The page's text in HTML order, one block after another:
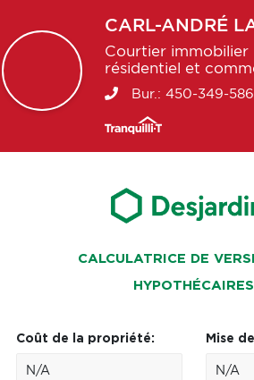
CARL-ANDRÉ
Courtier immobilier
résidentiel et
Bur.: 450-349-
CALCULATRICE DE
HYPOTHÉCAIRES
Coût de la propriété: Mise